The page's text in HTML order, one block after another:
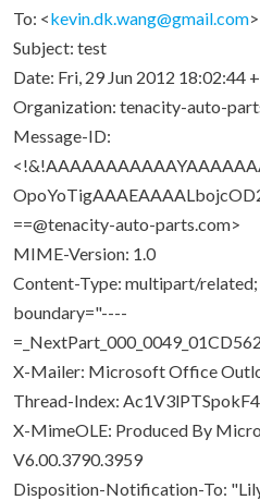
To: <kevin.dk.wang@gmail.com>
Subject: test
Date: Fri, 29 Jun 2012 18:02:44
Organization: tenacity-auto-
Message-ID:
==@tenacity-auto-parts.com>
MIME-Version: 1.0
Content-Type: multipart/related;
boundary="----
X-Mailer: Microsoft Office
Thread-Index:
X-MimeOLE: Produced By
V6.00.3790.3959
Disposition-Notification-To: